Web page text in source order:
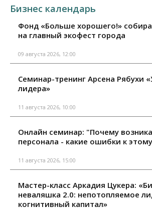
Бизнес календарь
Фонд «Больше хорошего!»
на главный экофест города
09 августа 2026, 12:00
Семинар-тренинг Арсена Рябухи
лидера»
11 августа 2026, 10:00
Онлайн семинар: "Почему
персонала - какие ошибки к
11 августа 2026, 15:00
Мастер-класс Аркадия Цукера:
неваляшка 2.0: непотопляемое
когнитивный капитал»